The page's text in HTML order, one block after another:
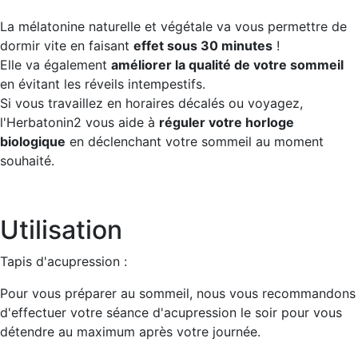
La mélatonine naturelle et végétale va vous permettre de
dormir vite en faisant effet sous 30 minutes !
Elle va également améliorer la qualité de votre sommeil
en évitant les réveils intempestifs.
Si vous travaillez en horaires décalés ou voyagez,
l'Herbatonin2 vous aide à réguler votre horloge
biologique en déclenchant votre sommeil au moment
souhaité.
Utilisation
Tapis d'acupression :
Pour vous préparer au sommeil, nous vous recommandons
d'effectuer votre séance d'acupression le soir pour vous
détendre au maximum après votre journée.